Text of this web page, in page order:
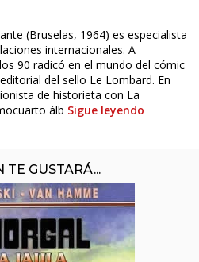
(Bruselas, 1964) es especialista
internacionales. A
90 radicó en el mundo del cómic
del sello Le Lombard. En
de historieta con La
álb Sigue leyendo
TE GUSTARÁ...